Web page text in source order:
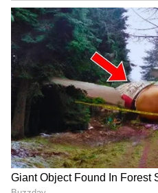
Image Credit :Isntgaram
ತಮ್ಮ ರಿಯಲ್ ಕುಟುಂಬದ
ನಟಿಯರು ತಮ್ಮ ರಿಯಲ್
ಪಡೆದಿದ್ದರೆ. ಪ್ರಿಯಾ
ಪತಿ ಹೇಮಂತ್‌ ಜೊತೆ, ಮೀನಾ
ಮೇಘಾ ಸಂಜು ಅವರು ಪತಿ
ದರ್ಶನ ಪಡೆದಿದ್ದಾರೆ.
5